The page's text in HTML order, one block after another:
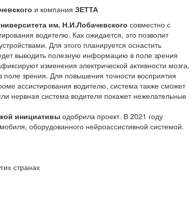
и компания ЗЕТТА
им. Н.И.Лобачевского совместно с
водителю. Как ожидается, это позволит
Для этого планируется оснастить
выводить полезную информацию в поле зрения
изменения электрической активности мозга,
зрения. Для повышения точности восприятия
ассистирования водителю, система также сможет
нервная система водителя покажет нежелательные
инициативы одобрила проект. В 2021 году
оборудованного нейроассистивной системой.
странах